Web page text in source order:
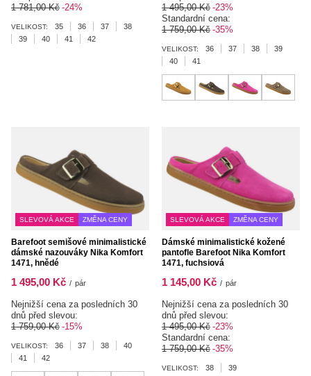
1 781,00 Kč -24%
VELIKOST: 35 36 37
38
39
40 41 42
1 495,00 Kč -23%
Standardní cena:
1 759,00 Kč -35%
VELIKOST: 36 37 38
39
40
41
SLEVOVÁ AKCE ZMĚNA CENY
Barefoot semišové minimalistické
dámské nazouváky Nika Komfort
1471, hnědé
1 495,00 Kč / pár
Nejnižší cena za posledních 30
dnů před slevou:
1 759,00 Kč -15%
VELIKOST: 36 37 38
40
41
42
SLEVOVÁ AKCE ZMĚNA CENY
Dámské minimalistické kožené
pantofle Barefoot Nika Komfort
1471, fuchsiová
1 145,00 Kč / pár
Nejnižší cena za posledních 30
dnů před slevou:
1 495,00 Kč -23%
Standardní cena:
1 759,00 Kč -35%
VELIKOST: 38 39